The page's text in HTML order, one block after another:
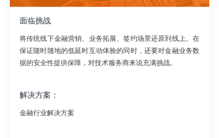
面临挑战
将传统线下金融营销、业务拓展、签约场景还原到线上。在
保证随时随地的低延时互动体验的同时，还要对金融业务数
据的安全性提供保障，对技术服务商来说充满挑战。
解决方案：
金融行业解决方案